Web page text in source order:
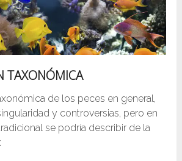
TAXONÓMICA
de los peces en general,
y controversias, pero en
se podría describir de la